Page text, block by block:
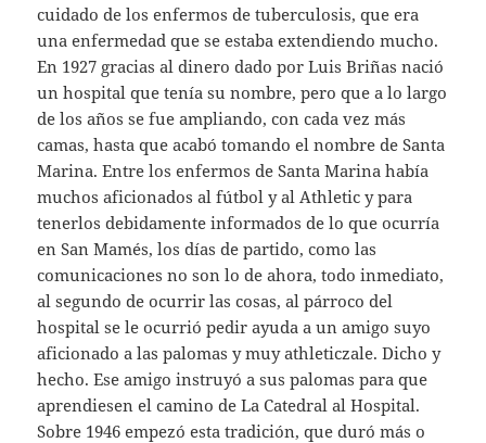
cuidado de los enfermos de tuberculosis, que era
una enfermedad que se estaba extendiendo mucho.
En 1927 gracias al dinero dado por Luis Briñas nació
un hospital que tenía su nombre, pero que a lo largo
de los años se fue ampliando, con cada vez más
camas, hasta que acabó tomando el nombre de Santa
Marina. Entre los enfermos de Santa Marina había
muchos aficionados al fútbol y al Athletic y para
tenerlos debidamente informados de lo que ocurría
en San Mamés, los días de partido, como las
comunicaciones no son lo de ahora, todo inmediato,
al segundo de ocurrir las cosas, al párroco del
hospital se le ocurrió pedir ayuda a un amigo suyo
aficionado a las palomas y muy athleticzale. Dicho y
hecho. Ese amigo instruyó a sus palomas para que
aprendiesen el camino de La Catedral al Hospital.
Sobre 1946 empezó esta tradición, que duró más o